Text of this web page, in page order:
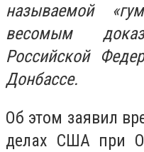
называемой
весомым
Российской
Донбассе.
Об этом заявил
делах США при